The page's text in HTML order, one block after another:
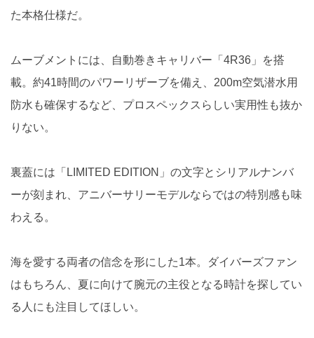
た本格仕様だ。
ムーブメントには、自動巻きキャリバー「4R36」を搭
載。約41時間のパワーリザーブを備え、200m空気潜水用
防水も確保するなど、プロスペックスらしい実用性も抜か
りない。
裏蓋には「LIMITED EDITION」の文字とシリアルナンバ
ーが刻まれ、アニバーサリーモデルならではの特別感も味
わえる。
海を愛する両者の信念を形にした1本。ダイバーズファン
はもちろん、夏に向けて腕元の主役となる時計を探してい
る人にも注目してほしい。